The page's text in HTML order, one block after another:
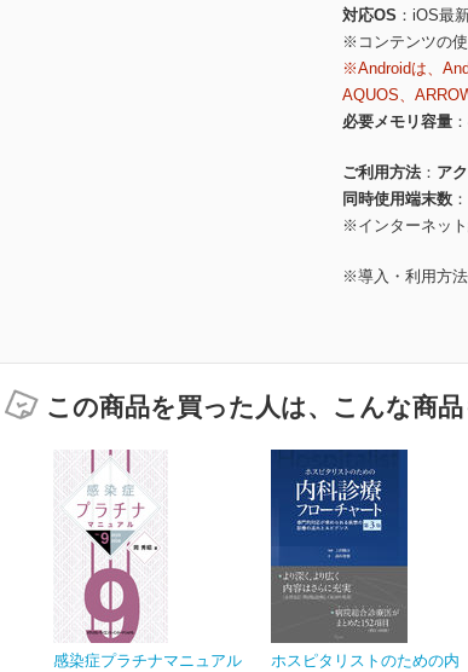
対応OS
iOS最
※コンテンツの
※Androidは、
AQUOS、
必要メモリ容量
ご利用方法
ア
同時使用端末数
※インターネッ
※導入・利用方
この商品を買った人は、こんな商品
感染症プラチナマニュアル
ホスピタリストのための内